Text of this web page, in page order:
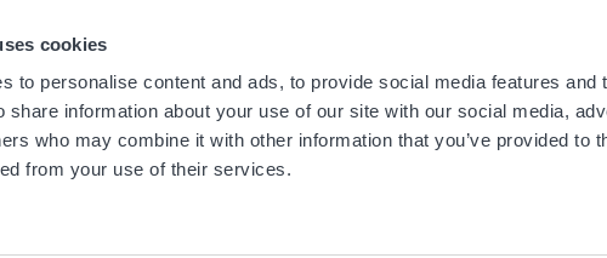
cookies
to personalise content and ads, to provide social media features and
share information about your use of our site with our social media,
who may combine it with other information that you’ve provided to
from your use of their services.
Navigation
principale
Startseite
Marken
Menu
footer
Newsletters aus den